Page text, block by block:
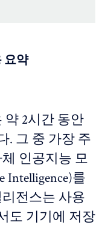
요약
2시간 동안
. 그 중 가장 주
인공지능 모
Intelligence)를
전스는 사용
도 기기에 저장